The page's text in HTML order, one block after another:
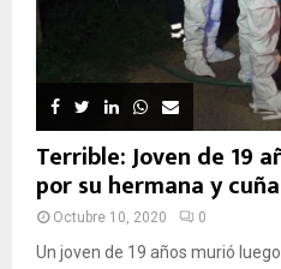
Terrible: Joven de 19
por su hermana y
Octubre 10, 2020 0
Un joven de 19 años murió